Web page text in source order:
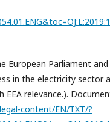
European Parliament
in the electricity sector
relevance.).
content/EN/TXT/?